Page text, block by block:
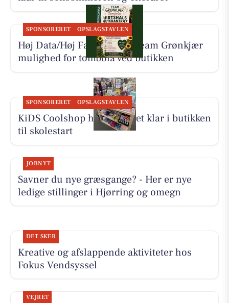
SPONSORERET OPSLAGSTAVLEN
Høj Data/Høj Farver giver Team Grønkjær
mulighed for tombola ved butikken
SPONSORERET OPSLAGSTAVLEN
KiDS Coolshop har udvalget klar i butikken
til skolestart
JOBNYT
Savner du nye græsgange? - Her er nye
ledige stillinger i Hjørring og omegn
DET SKER
Kreative og afslappende aktiviteter hos
Fokus Vendsyssel
VEJRET